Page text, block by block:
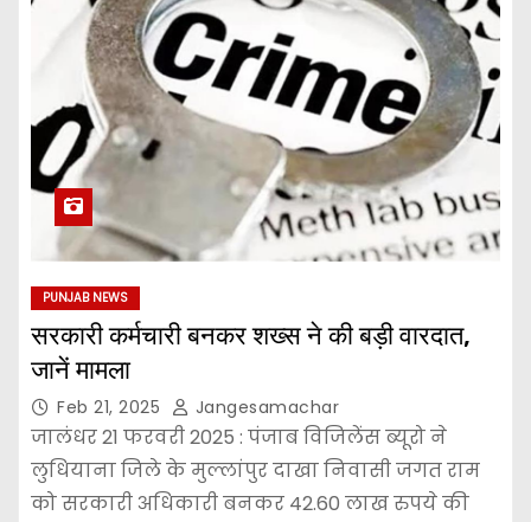
PUNJAB NEWS
सरकारी कर्मचारी बनकर शख्स ने की बड़ी वारदात,
जानें मामला
Feb 21, 2025 Jangesamachar
जालंधर 21 फरवरी 2025 : पंजाब विजिलेंस ब्यूरो ने
लुधियाना जिले के मुल्लांपुर दाखा निवासी जगत राम
को सरकारी अधिकारी बनकर 42.60 लाख रुपये की